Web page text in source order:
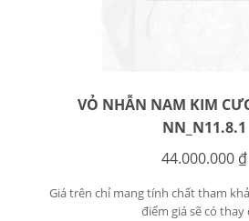
VỎ NHẪN NAM KIM
NN_N11.8.1
44.000.000 ₫
Giá trên chỉ mang tính chất tham
điểm giá sẽ có thay